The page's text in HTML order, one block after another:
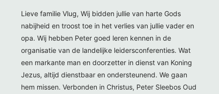
Lieve familie Vlug, Wij bidden jullie van harte Gods
nabijheid en troost toe in het verlies van jullie vader en
opa. Wij hebben Peter goed leren kennen in de
organisatie van de landelijke leidersconferenties. Wat
een markante man en doorzetter in dienst van Koning
Jezus, altijd dienstbaar en ondersteunend. We gaan
hem missen. Verbonden in Christus, Peter Sleebos Oud